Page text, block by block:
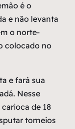
é o
e não levanta
o norte-
colocado no
e fará sua
Nesse
de 18
torneios